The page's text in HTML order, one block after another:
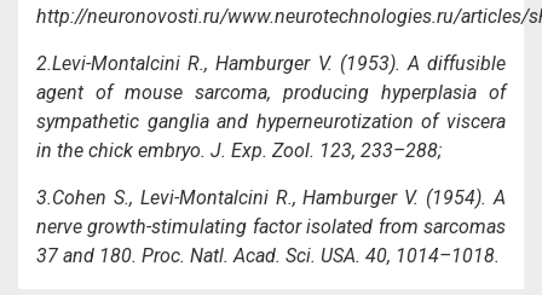
http://neuronovosti.ru/www.neurotechnologies.ru/articles/
2.Levi-Montalcini R., Hamburger V. (1953). A diffusible
agent of mouse sarcoma, producing hyperplasia of
sympathetic ganglia and hyperneurotization of viscera
in the chick embryo. J. Exp. Zool. 123, 233–288;
3.Cohen S., Levi-Montalcini R., Hamburger V. (1954). A
nerve growth-stimulating factor isolated from sarcomas
37 and 180. Proc. Natl. Acad. Sci. USA. 40, 1014–1018.